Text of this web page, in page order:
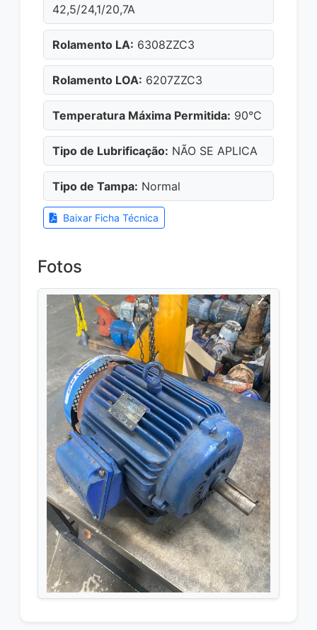
42,5/24,1/20,7A
Rolamento LA: 6308ZZC3
Rolamento LOA: 6207ZZC3
Temperatura Máxima Permitida: 90°C
Tipo de Lubrificação: NÃO SE APLICA
Tipo de Tampa: Normal
Baixar Ficha Técnica
Fotos